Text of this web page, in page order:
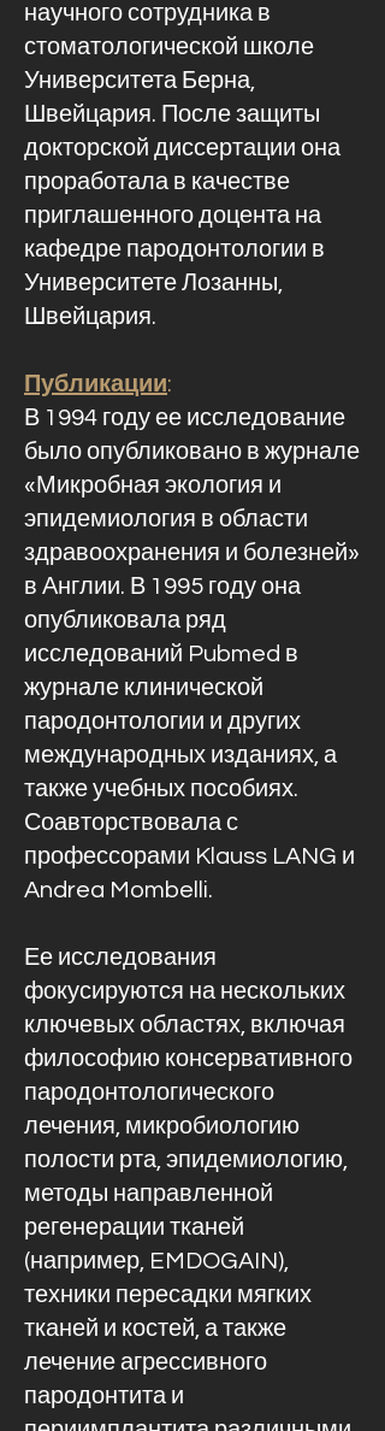
научного сотрудника в
стоматологической школе
Университета Берна,
Швейцария. После защиты
докторской диссертации она
проработала в качестве
приглашенного доцента на
кафедре пародонтологии в
Университете Лозанны,
Швейцария.
Публикации:
В 1994 году ее исследование
было опубликовано в журнале
«Микробная экология и
эпидемиология в области
здравоохранения и болезней»
в Англии. В 1995 году она
опубликовала ряд
исследований Pubmed в
журнале клинической
пародонтологии и других
международных изданиях, а
также учебных пособиях.
Соавторствовала с
профессорами Klauss LANG и
Andrea Mombelli.
Ее исследования
фокусируются на нескольких
ключевых областях, включая
философию консервативного
пародонтологического
лечения, микробиологию
полости рта, эпидемиологию,
методы направленной
регенерации тканей
(например, EMDOGAIN),
техники пересадки мягких
тканей и костей, а также
лечение агрессивного
пародонтита и